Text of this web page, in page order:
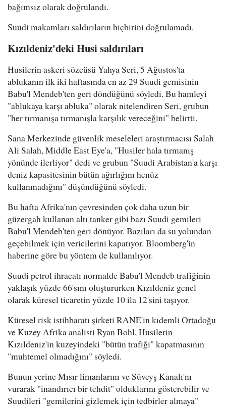
bağımsız olarak doğrulandı.
Suudi makamları saldırıların hiçbirini doğrulamadı.
Kızıldeniz'deki Husi saldırıları
Husilerin askeri sözcüsü Yahya Seri, 5 Ağustos'ta
ablukanın ilk iki haftasında en az 29 Suudi gemisinin
Babu'l Mendeb'ten geri döndüğünü söyledi. Bu hamleyi
"ablukaya karşı abluka" olarak nitelendiren Seri, grubun
"her tırmanışa tırmanışla karşılık vereceğini" belirtti.
Sana Merkezinde güvenlik meseleleri araştırmacısı Salah
Ali Salah, Middle East Eye'a, "Husiler hala tırmanış
yönünde ilerliyor" dedi ve grubun "Suudi Arabistan'a karşı
deniz kapasitesinin bütün ağırlığını henüz
kullanmadığını" düşündüğünü söyledi.
Bu hafta Afrika'nın çevresinden çok daha uzun bir
güzergah kullanan altı tanker gibi bazı Suudi gemileri
Babu'l Mendeb'ten geri dönüyor. Bazıları da su yolundan
geçebilmek için vericilerini kapatıyor. Bloomberg'in
haberine göre bu yöntem de kullanılıyor.
Suudi petrol ihracatı normalde Babu'l Mendeb trafiğinin
yaklaşık yüzde 66'sını oluştururken Kızıldeniz genel
olarak küresel ticaretin yüzde 10 ila 12'sini taşıyor.
Küresel risk istihbaratı şirketi RANE'in kıdemli Ortadoğu
ve Kuzey Afrika analisti Ryan Bohl, Husilerin
Kızıldeniz'in kuzeyindeki "bütün trafiği" kapatmasının
"muhtemel olmadığını" söyledi.
Bunun yerine Mısır limanlarını ve Süveyş Kanalı'nı
vurarak "inandırıcı bir tehdit" olduklarını gösterebilir ve
Suudileri "gemilerini gizlemek için tedbirler almaya"